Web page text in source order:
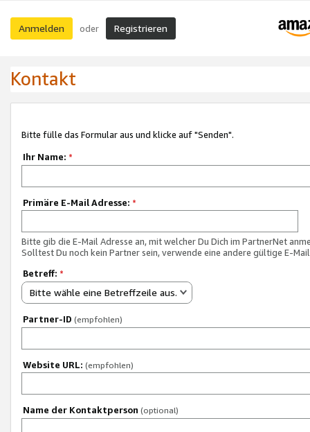
Anmelden oder Registrieren
Kontakt
Bitte fülle das Formular aus und klicke auf "Senden".
Ihr Name: *
Primäre E-Mail Adresse: *
Bitte gib die E-Mail Adresse an, mit welcher Du Dich im PartnerNet
Solltest Du noch kein Partner sein, verwende eine andere gültige E-
Betreff: *
Bitte wähle eine Betreffzeile aus.
Partner-ID (empfohlen)
Website URL: (empfohlen)
Name der Kontaktperson (optional)